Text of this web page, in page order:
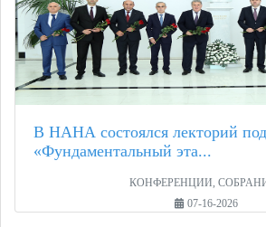
В НАНА состоялся лекторий
«Фундаментальный эта...
КОНФЕРЕНЦИИ,
07-16-2026